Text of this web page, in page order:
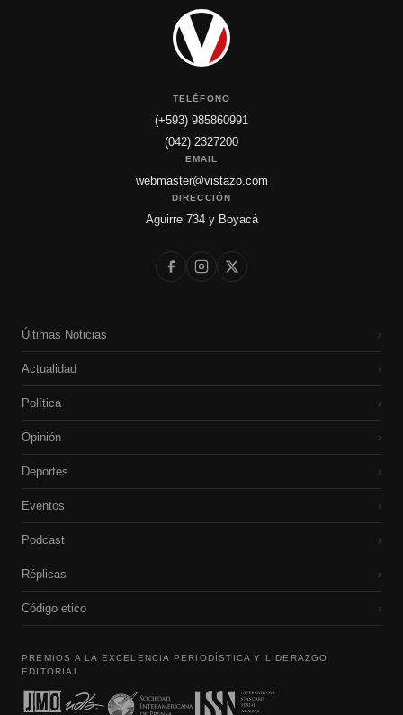
TELÉFONO
(+593) 985860991
(042) 2327200
EMAIL
webmaster@vistazo.com
DIRECCIÓN
Aguirre 734 y Boyacá
Últimas Noticias ›
Actualidad ›
Política ›
Opinión ›
Deportes ›
Eventos ›
Podcast ›
Réplicas ›
Código etico ›
PREMIOS A LA EXCELENCIA PERIODÍSTICA Y LIDERAZGO
EDITORIAL